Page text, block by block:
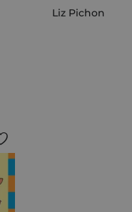
Liz Pichon